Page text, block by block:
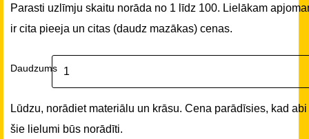
Parasti uzlīmju skaitu norāda no 1 līdz 100. Lielākam
ir cita pieeja un citas (daudz mazākas) cenas.
Daudzums
Lūdzu, norādiet materiālu un krāsu. Cena parādīsies, kad abi
šie lielumi būs norādīti.